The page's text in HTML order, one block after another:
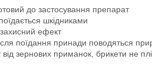
до застосування препарат
шкідниками
ефект
поїдання принади поводяться
від зернових приманок, брикети не